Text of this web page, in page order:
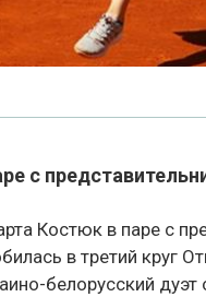
с
Костюк в паре с
в третий круг
белорусский